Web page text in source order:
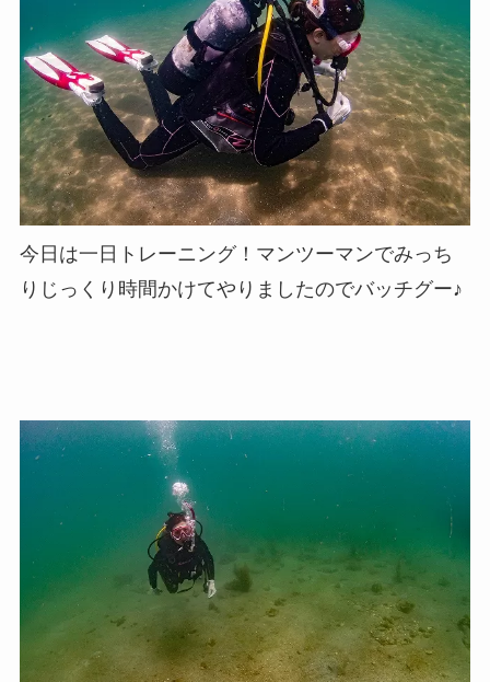
今日は一日トレーニング！マンツーマンでみっち
りじっくり時間かけてやりましたのでバッチグー♪